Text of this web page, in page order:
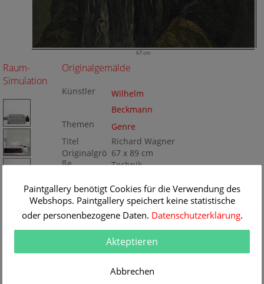
67 cm
Raum-
Simulation
Originalgemälde
Künstler
Wilhelm
Beckmann
Themen
Genre
Titel
Richard Wagner
Originalgrö
ße
67 x 89 cm
Technik
Nr
KD130_052781
Paintgallery benötigt Cookies für die Verwendung des
Webshops. Paintgallery speichert keine statistische
oder personenbezogene Daten. Datenschutzerklärung.
Akteptieren
Abbrechen